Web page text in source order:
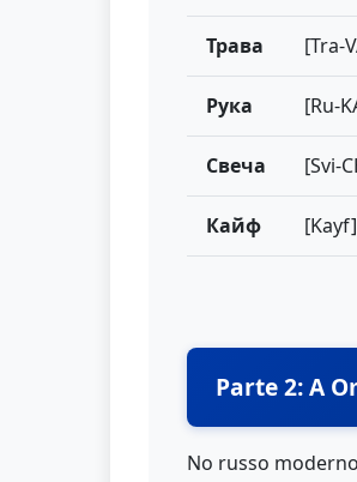
Трава [Tra-
Рука [Ru-
Свеча [Svi-
Кайф [Kayf]
Parte 2: A
No russo